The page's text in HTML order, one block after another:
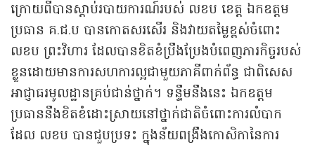
ក្រោយពីបានស្តាប់របាយការណ៍របស់ លខប ខេត្ត ឯកឧត្តម
ប្រធាន គ.ជ.ប បានកោតសរសើរ និងវាយតម្លៃខ្ពស់ចំពោះ
លខប ព្រះវិហារ ដែលបានខិតខំប្រឹងប្រែងបំពេញភារកិច្ចរបស់
ខ្លួនដោយមានការសហការល្អជាមួយភាគីពាក់ព័ន្ធ ជាពិសេស
អាជ្ញាធរមូលដ្ឋានគ្រប់ជាន់ថ្នាក់។ ទន្ទឹមនឹងនេះ ឯកឧត្តម
ប្រធាននឹងខិតខំដោះស្រាយនៅថ្នាក់ជាតិចំពោះការលំបាក
ដែល លខប បានជួបប្រទះ ក្នុងន័យពង្រឹងកោសិកានៃការ